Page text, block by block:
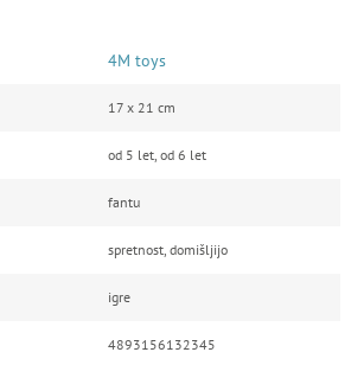
4M toys
17 x 21 cm
od 5 let, od 6 let
fantu
spretnost, domišljijo
igre
4893156132345